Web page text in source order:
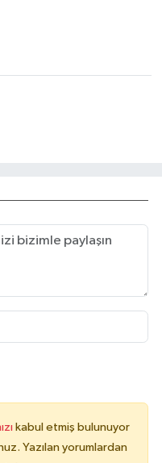
kabul etmiş bulunuyor
Yazılan yorumlardan